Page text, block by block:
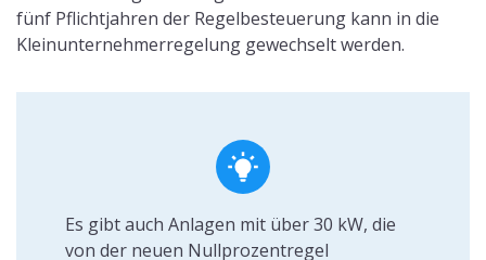
Gewerbeanmeldung für eine PV-
Netz eingespeist, zählt dies als Gewerbe. Handelt es
sich dabei um eine Anlage, die weniger als 30 kW
produziert, ist der Strom ab dem 1.1.2023 nicht zu
versteuern. Rein formell sollte eine Anlage trotzdem
noch angemeldetwerden.